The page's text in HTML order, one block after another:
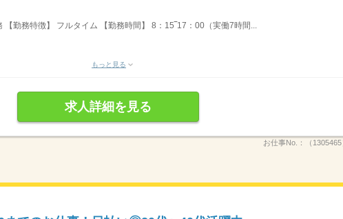
勤務特徴】 フルタイム 【勤務時間】 8：15‾17：00（実働7時間...
もっと見る
求人詳細を見る
お仕事No.： （